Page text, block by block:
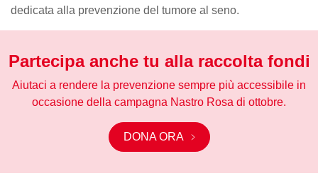
dedicata alla prevenzione del tumore al seno.
Partecipa anche tu alla raccolta fondi
Aiutaci a rendere la prevenzione sempre più accessibile in
occasione della campagna Nastro Rosa di ottobre.
DONA ORA